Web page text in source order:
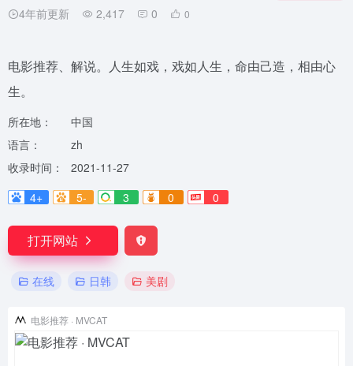
4年前更新 2,417 0 0
电影推荐、解说。人生如戏，戏如人生，命由己造，相由心
生。
所在地：
中国
语言：
zh
收录时间：
2021-11-27
4+
5- 3 0 0
打开网站
在线 日韩 美剧
电影推荐 · MVCAT